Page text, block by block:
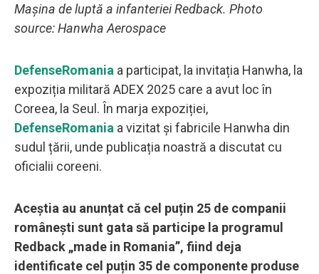
Mașina de luptă a infanteriei Redback. Photo
source: Hanwha Aerospace
DefenseRomania a participat, la invitația Hanwha, la
expoziția militară ADEX 2025 care a avut loc în
Coreea, la Seul. În marja expoziției,
DefenseRomania a vizitat și fabricile Hanwha din
sudul țării, unde publicația noastră a discutat cu
oficialii coreeni.
Aceștia au anunțat că cel puțin 25 de companii
românești sunt gata să participe la programul
Redback „made in Romania”, fiind deja
identificate cel puțin 35 de componente produse